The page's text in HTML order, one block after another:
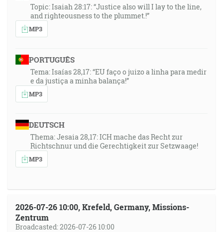
Topic: Isaiah 28:17: “Justice also will I lay to the line,
and righteousness to the plummet.!”
MP3
PORTUGUÊS
Tema: Isaías 28,17: “EU faço o juizo a linha para medir
e da justiça a minha balança!”
MP3
DEUTSCH
Thema: Jesaia 28,17: ICH mache das Recht zur
Richtschnur und die Gerechtigkeit zur Setzwaage!
MP3
2026-07-26 10:00, Krefeld, Germany, Missions-
Zentrum
Broadcasted: 2026-07-26 10:00